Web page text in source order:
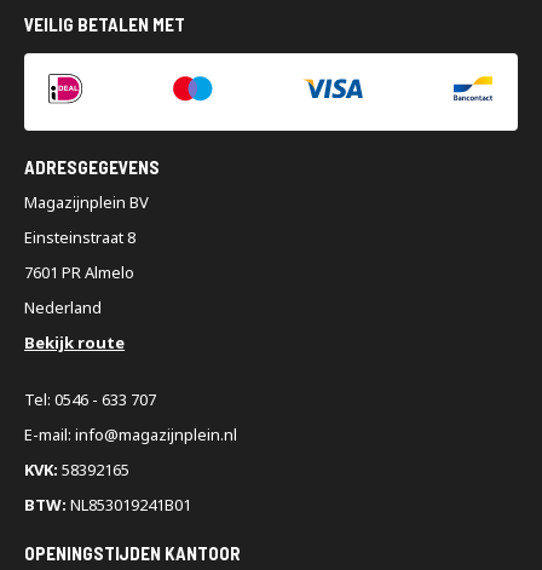
VEILIG BETALEN MET
ADRESGEGEVENS
Magazijnplein BV
Einsteinstraat 8
7601 PR Almelo
Nederland
Bekijk route
Tel: 0546 - 633 707
E-mail: info@magazijnplein.nl
KVK: 58392165
BTW: NL853019241B01
OPENINGSTIJDEN KANTOOR